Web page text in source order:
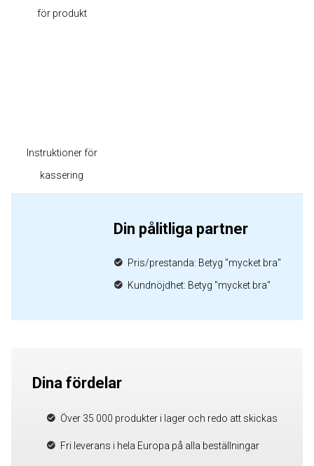
för produkt
Instruktioner för
kassering
Din pålitliga partner
Pris/prestanda: Betyg "mycket bra"
Kundnöjdhet: Betyg "mycket bra"
Dina fördelar
Över 35 000 produkter i lager och redo att skickas
Fri leverans i hela Europa på alla beställningar